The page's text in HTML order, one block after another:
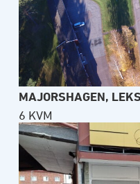
MAJORSHAGEN,
6 KVM